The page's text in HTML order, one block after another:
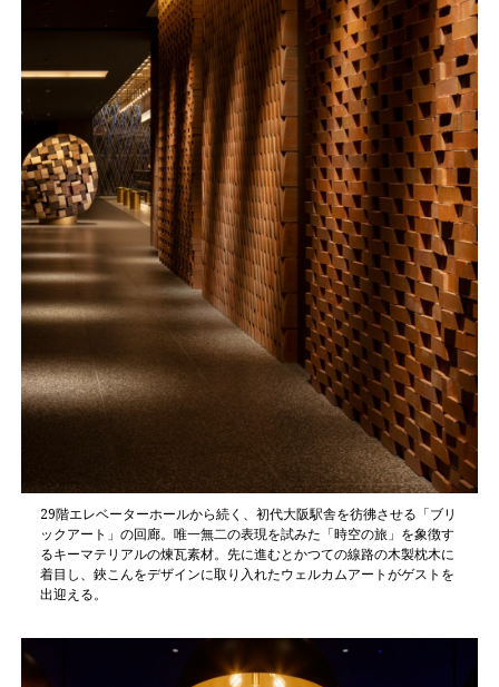
29階エレベーターホールから続く、初代大阪駅舎を彷彿させる「ブリ
ックアート」の回廊。唯一無二の表現を試みた「時空の旅」を象徴す
るキーマテリアルの煉瓦素材。先に進むとかつての線路の木製枕木に
着目し、鋏こんをデザインに取り入れたウェルカムアートがゲストを
出迎える。